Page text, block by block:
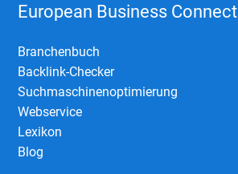
European Business Connect
Branchenbuch
Backlink-Checker
Suchmaschinenoptimierung
Webservice
Lexikon
Blog